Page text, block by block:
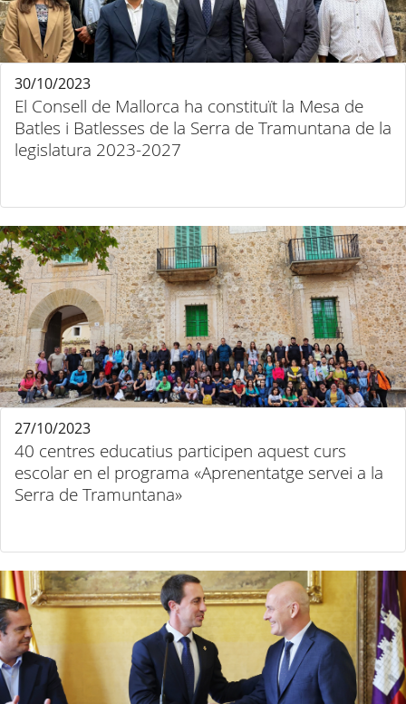
El Consell de Mallorca ha constituït la Mesa de
Batles i Batlesses de la Serra de Tramuntana de la
legislatura 2023-2027
30/10/2023
40 centres educatius participen aquest curs
escolar en el programa «Aprenentatge servei a la
Serra de Tramuntana»
27/10/2023